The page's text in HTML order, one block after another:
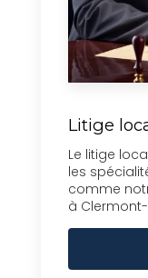
Litige
Le litige
les
comme
à Clermont-